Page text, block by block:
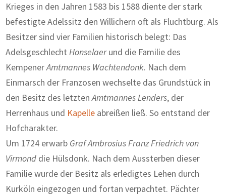
Krieges in den Jahren 1583 bis 1588 diente der stark
befestigte Adelssitz den Willichern oft als Fluchtburg. Als
Besitzer sind vier Familien historisch belegt: Das
AdelsgeschlechtHonselaerund die Familie des
KempenerAmtmannes Wachtendonk. Nach dem
Einmarsch der Franzosen wechselte das Grundstück in
den Besitz des letztenAmtmannes Lenders, der
Herrenhaus und Kapelle abreißen ließ. So entstand der
Hofcharakter.
Um 1724 erwarb Graf Ambrosius Franz Friedrich von
Virmond die Hülsdonk. Nach dem Aussterben dieser
Familie wurde der Besitz als erledigtes Lehen durch
Kurköln eingezogen und fortan verpachtet. Pächter